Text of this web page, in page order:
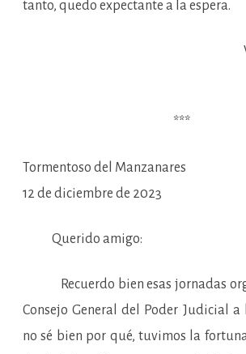
tanto, quedo expectante a la espera.
***
Tormentoso del Manzanares
12 de diciembre de 2023
Querido amigo:
Recuerdo bien esas jornadas
Consejo General del Poder Judicial
no sé bien por qué, tuvimos la